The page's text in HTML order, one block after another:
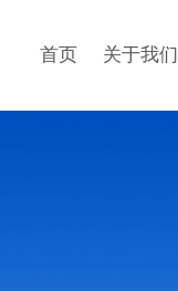
首页 关于我们